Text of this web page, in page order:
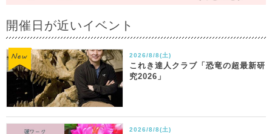
開催日が近いイベント
2026/8/8(土)
これき達人クラブ「恐竜の超最新研
究2026」
2026/8/8(土)